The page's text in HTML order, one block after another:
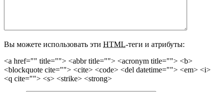
Вы можете использовать эти HTML-теги и атрибуты:
<a href="" title=""> <abbr title=""> <acronym title=""> <b>
<blockquote cite=""> <cite> <code> <del datetime=""> <em> <i>
<q cite=""> <s> <strike> <strong>